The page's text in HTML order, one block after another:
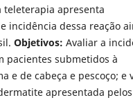
teleterapia apresenta
incidência dessa reação
Objetivos: Avaliar a
pacientes submetidos à
e de cabeça e pescoço; e
apresentada pelos